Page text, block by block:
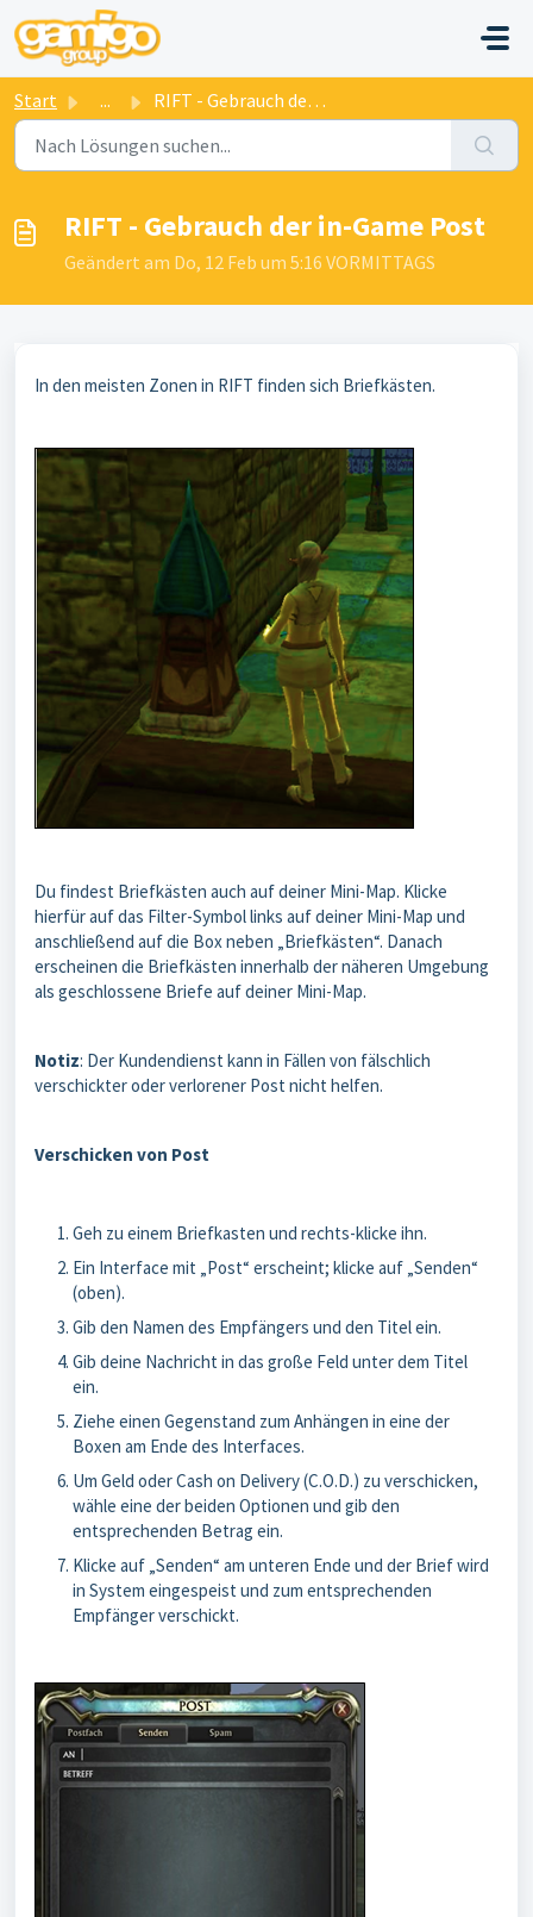
Zum hauptsächlichen Inhalt gehen
Start ... RIFT - Gebrauch der in-Game Post
RIFT - Gebrauch der in-Game Post
Geändert am Do, 12 Feb um 5:16 VORMITTAGS
In den meisten Zonen in RIFT finden sich Briefkästen.
Du findest Briefkästen auch auf deiner Mini-Map. Klicke
hierfür auf das Filter-Symbol links auf deiner Mini-Map und
anschließend auf die Box neben „Briefkästen“. Danach
erscheinen die Briefkästen innerhalb der näheren Umgebung
als geschlossene Briefe auf deiner Mini-Map.
Notiz: Der Kundendienst kann in Fällen von fälschlich
verschickter oder verlorener Post nicht helfen.
Verschicken von Post
Geh zu einem Briefkasten und rechts-klicke ihn.
Ein Interface mit „Post“ erscheint; klicke auf „Senden“
(oben).
Gib den Namen des Empfängers und den Titel ein.
Gib deine Nachricht in das große Feld unter dem Titel
ein.
Ziehe einen Gegenstand zum Anhängen in eine der
Boxen am Ende des Interfaces.
Um Geld oder Cash on Delivery (C.O.D.) zu verschicken,
wähle eine der beiden Optionen und gib den
entsprechenden Betrag ein.
Klicke auf „Senden“ am unteren Ende und der Brief wird
in System eingespeist und zum entsprechenden
Empfänger verschickt.